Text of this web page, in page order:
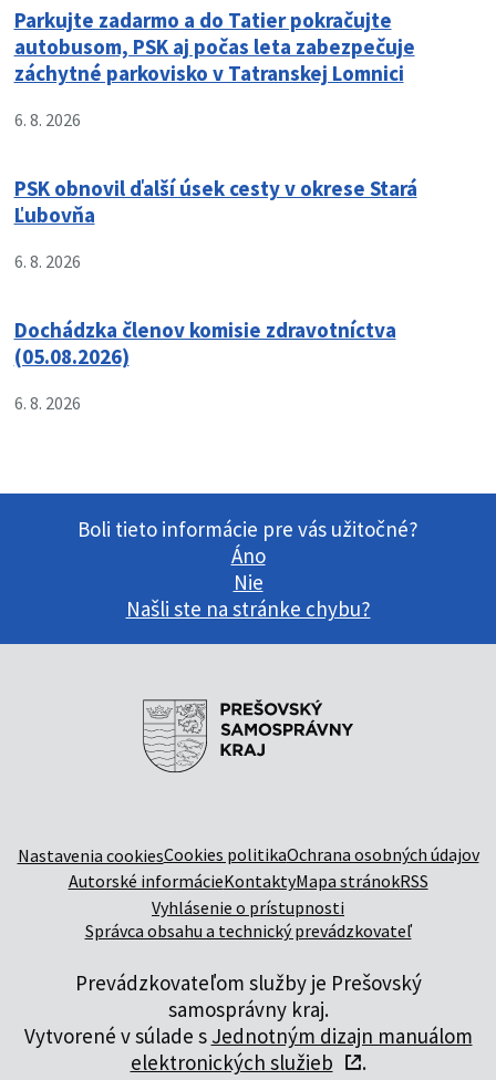
Parkujte zadarmo a do Tatier pokračujte
autobusom, PSK aj počas leta zabezpečuje
záchytné parkovisko v Tatranskej Lomnici
6. 8. 2026
PSK obnovil ďalší úsek cesty v okrese Stará
Ľubovňa
6. 8. 2026
Dochádzka členov komisie zdravotníctva
(05.08.2026)
6. 8. 2026
Boli tieto informácie pre vás užitočné?
Áno
Nie
Našli ste na stránke chybu?
Nastavenia cookiesCookies politikaOchrana osobných údajov
Autorské informácieKontaktyMapa stránokRSS
Vyhlásenie o prístupnosti
Správca obsahu a technický prevádzkovateľ
Prevádzkovateľom služby je Prešovský
samosprávny kraj.
Vytvorené v súlade s Jednotným dizajn manuálom
elektronických služieb
.